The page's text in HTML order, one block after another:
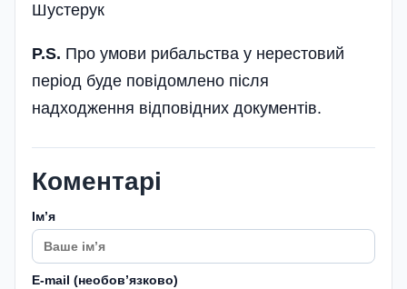
Шустерук
P.S. Про умови рибальства у нерестовий
період буде повідомлено після
надходження відповідних документів.
Коментарі
Імʼя
E-mail (необовʼязково)